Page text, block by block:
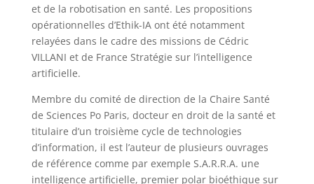
et de la robotisation en santé. Les propositions
opérationnelles d’Ethik-IA ont été notamment
relayées dans le cadre des missions de Cédric
VILLANI et de France Stratégie sur l’intelligence
artificielle.
Membre du comité de direction de la Chaire Santé
de Sciences Po Paris, docteur en droit de la santé et
titulaire d’un troisième cycle de technologies
d’information, il est l’auteur de plusieurs ouvrages
de référence comme par exemple S.A.R.R.A. une
intelligence artificielle, premier polar bioéthique sur